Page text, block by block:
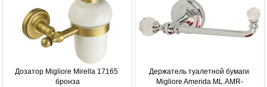
Дозатор Migliore Mirella 17165
бронза
Держатель туалетной бумаги
Migliore Amerida ML.AMR-